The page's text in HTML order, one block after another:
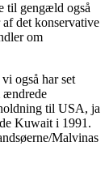
til gengæld også
det konservative
om
også har set
ændrede
til USA, ja
Kuwait i 1991.
Malvinas